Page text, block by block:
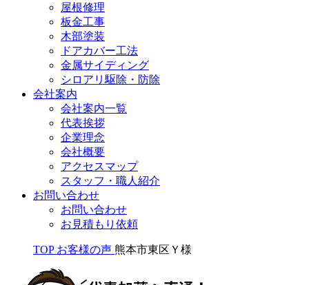
屋根修理
板金工事
木部塗装
ドアカバー工法
金属サイディング
シロアリ駆除・防除
会社案内
会社案内一覧
代表挨拶
企業理念
会社概要
アクセスマップ
スタッフ・職人紹介
お問い合わせ
お問い合わせ
お見積もり依頼
TOP お客様の声 熊本市東区Ｙ様